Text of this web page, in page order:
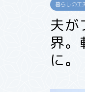
暮らしの工
夫が
界。
に。